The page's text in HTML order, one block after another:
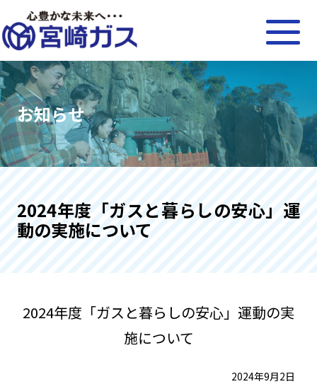
お知らせ
2024年度「ガスと暮らしの安心」運
動の実施について
2024年度「ガスと暮らしの安心」運動の実
施について
2024年9月2日